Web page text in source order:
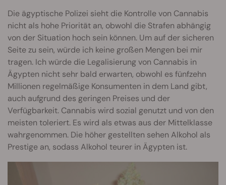
Die ägyptische Polizei sieht die Kontrolle von Cannabis
nicht als hohe Priorität an, obwohl die Strafen abhängig
von der Situation hoch sein können. Um auf der sicheren
Seite zu sein, würde ich keine großen Mengen bei mir
tragen. Ich würde die Legalisierung von Cannabis in
Ägypten nicht sehr bald erwarten, obwohl es fünfzehn
Millionen regelmäßige Konsumenten in dem Land gibt,
auch aufgrund des geringen Preises und der
Verfügbarkeit. Cannabis wird sozial genutzt und von den
meisten toleriert. Es wird als etwas aus der Mittelklasse
wahrgenommen. Die höher gestellten sehen Alkohol als
Prestige an, sodass Alkohol teurer in Ägypten ist.